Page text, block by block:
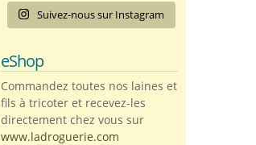
Suivez-nous sur Instagram
eShop
Commandez toutes nos laines et
fils à tricoter et recevez-les
directement chez vous sur
www.ladroguerie.com